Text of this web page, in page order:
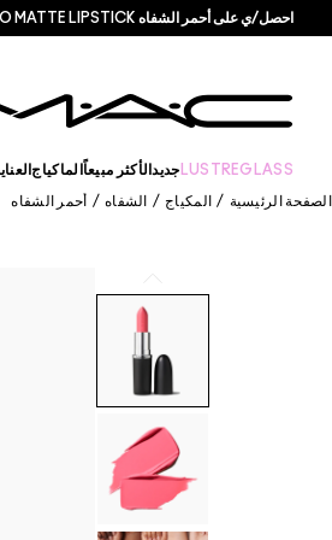
احصل/ي على أحمر الشفاه RETRO MATTE LIPSTICK مجانًا مع أي عملية شراء.
LUSTREGLASS جديدالأكثر مبيعاً الماكياج
الصفحة الرئيسية / المكياج / الشفاه / أحمر الشفاه